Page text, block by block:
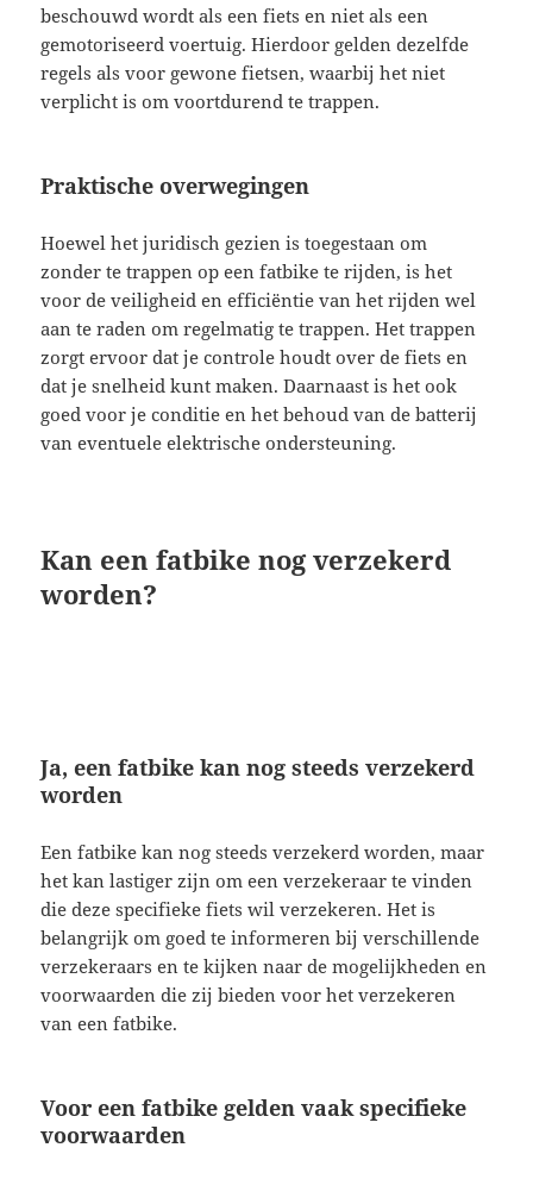
beschouwd wordt als een fiets en niet als een
gemotoriseerd voertuig. Hierdoor gelden dezelfde
regels als voor gewone fietsen, waarbij het niet
verplicht is om voortdurend te trappen.
Praktische overwegingen
Hoewel het juridisch gezien is toegestaan om
zonder te trappen op een fatbike te rijden, is het
voor de veiligheid en efficiëntie van het rijden wel
aan te raden om regelmatig te trappen. Het trappen
zorgt ervoor dat je controle houdt over de fiets en
dat je snelheid kunt maken. Daarnaast is het ook
goed voor je conditie en het behoud van de batterij
van eventuele elektrische ondersteuning.
Kan een fatbike nog verzekerd
worden?
Ja, een fatbike kan nog steeds verzekerd
worden
Een fatbike kan nog steeds verzekerd worden, maar
het kan lastiger zijn om een verzekeraar te vinden
die deze specifieke fiets wil verzekeren. Het is
belangrijk om goed te informeren bij verschillende
verzekeraars en te kijken naar de mogelijkheden en
voorwaarden die zij bieden voor het verzekeren
van een fatbike.
Voor een fatbike gelden vaak specifieke
voorwaarden